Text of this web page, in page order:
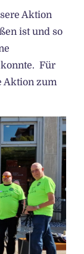
Aktion
ist und so
Für
Aktion zum